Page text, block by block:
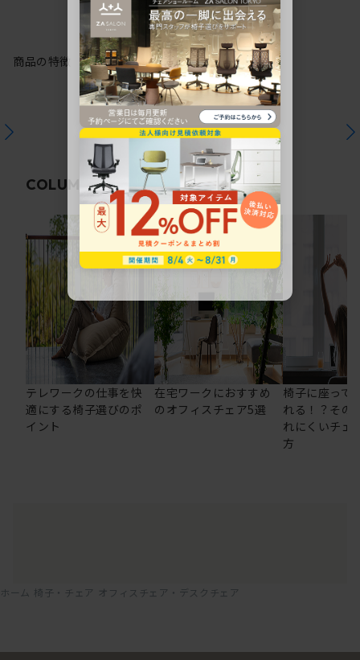
商品の特徴
COLUMN関連コラム
テレワークの仕事を快
適にする椅子選びのポ
イント
在宅ワークにおすすめ
のオフィスチェア5選
椅子に座って
れる！？その
れにくいチェ
方
ホーム 椅子・チェア オフィスチェア・デスクチェア